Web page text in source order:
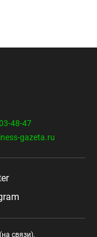
48-47
gazeta.ru
связи).